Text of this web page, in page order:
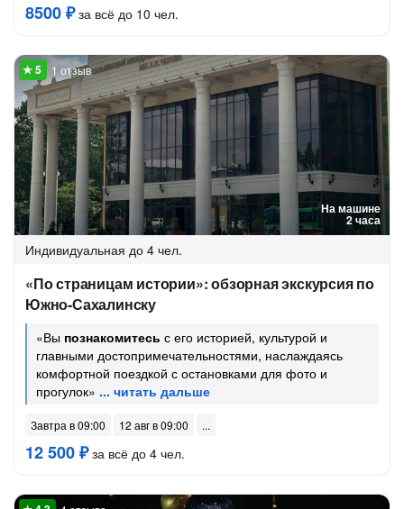
8500 ₽за всё до 10 чел.
На машине
2 часа
1 отзыв
Индивидуальная до 4 чел.
«По страницам истории»: обзорная экскурсия по
Южно-Сахалинску
«Вы познакомитесь с его историей, культурой и
главными достопримечательностями, наслаждаясь
комфортной поездкой с остановками для фото и
прогулок»
Завтра в 09:00 12 авг в 09:00
12 500 ₽за всё до 4 чел.